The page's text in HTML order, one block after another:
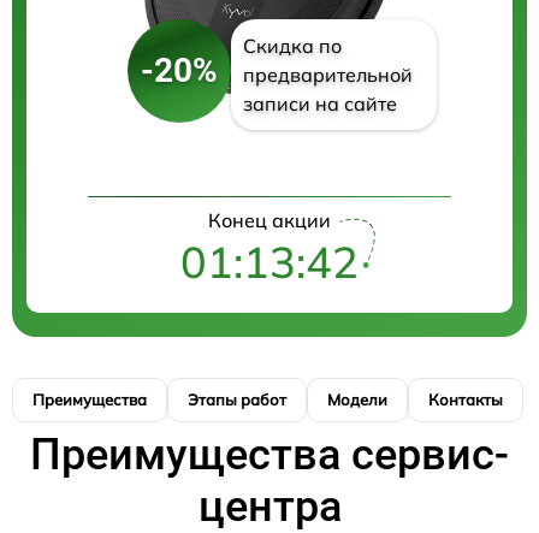
-20%
Скидка по
предварительной
записи на сайте
Конец акции
01:13:42
Преимущества Этапы работ Модели Контакты
Преимущества сервис-
центра